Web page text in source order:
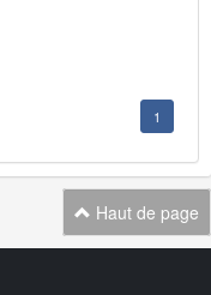
1
Haut de page